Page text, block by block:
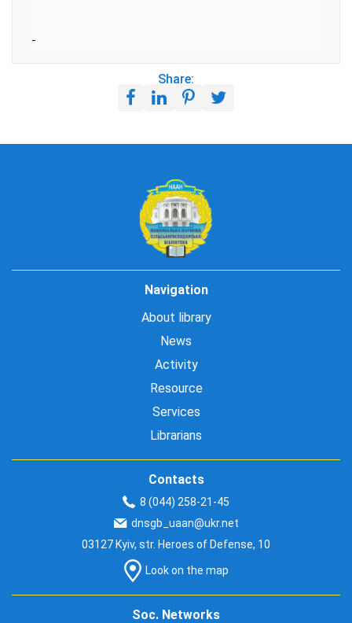
Share:
Navigation
About library
News
Activity
Resource
Services
Librarians
Contacts
8 (044) 258-21-45
dnsgb_uaan@ukr.net
03127 Kyiv, str. Heroes of Defense, 10
Look on the map
Soc. Networks